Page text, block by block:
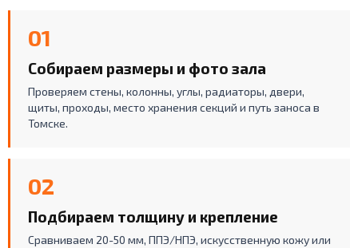
01
Собираем размеры и фото зала
Проверяем стены, колонны, углы, радиаторы, двери,
щиты, проходы, место хранения секций и путь заноса в
Томске.
02
Подбираем толщину и крепление
Сравниваем 20-50 мм, ППЭ/НПЭ, искусственную кожу или